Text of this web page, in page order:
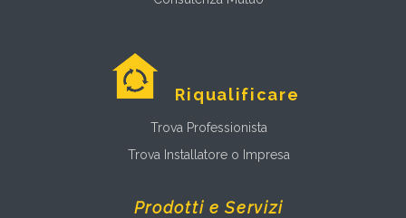
Riqualificare
Trova Professionista
Trova Installatore o Impresa
Prodotti e Servizi